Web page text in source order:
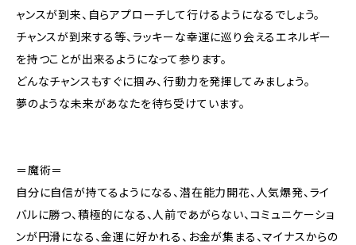
ャンスが到来、自らアプローチして行けるようになるでしょう。
チャンスが到来する等、ラッキーな幸運に巡り会えるエネルギー
を持つことが出来るようになって参ります。
どんなチャンスもすぐに掴み、行動力を発揮してみましょう。
夢のような未来があなたを待ち受けています。
＝魔術＝
自分に自信が持てるようになる、潜在能力開花、人気爆発、ライ
バルに勝つ、積極的になる、人前であがらない、コミュニケーショ
ンが円滑になる、金運に好かれる、お金が集まる、マイナスからの